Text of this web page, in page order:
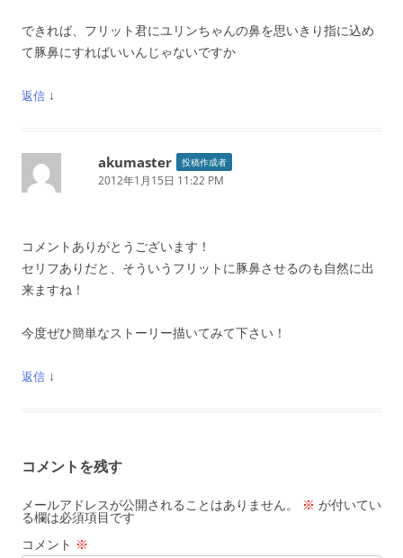
できれば、フリット君にユリンちゃんの鼻を思いきり指に込め
て豚鼻にすればいいんじゃないですか
返信 ↓
akumaster 投稿作成者
2012年1月15日 11:22 PM
コメントありがとうございます！
セリフありだと、そういうフリットに豚鼻させるのも自然に出
来ますね！
今度ぜひ簡単なストーリー描いてみて下さい！
返信 ↓
コメントを残す
メールアドレスが公開されることはありません。 ※ が付いてい
る欄は必須項目です
コメント ※